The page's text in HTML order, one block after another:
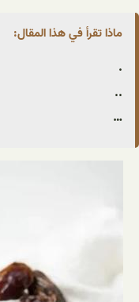
ماذا تقرأ في هذا المقال:
.
..
…